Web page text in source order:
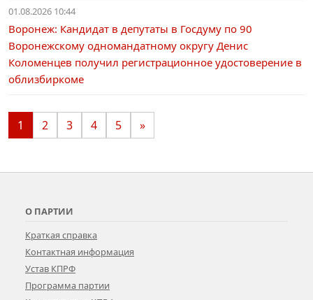
01.08.2026 10:44
Воронеж: Кандидат в депутаты в Госдуму по 90
Воронежскому одномандатному округу Денис
Коломенцев получил регистрационное удостоверение в
облизбиркоме
1 2 3 4 5 »
О ПАРТИИ
Краткая справка
Контактная информация
Устав КПРФ
Программа партии